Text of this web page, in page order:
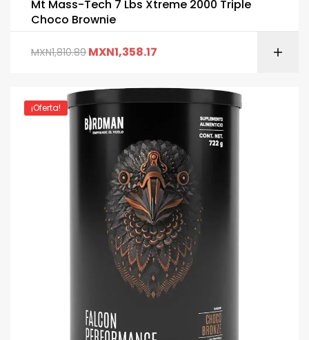
Mt Mass-Tech 7 Lbs Xtreme 2000 Triple
Choco Brownie
MXN1,810.89 MXN1,358.17
¡Oferta!